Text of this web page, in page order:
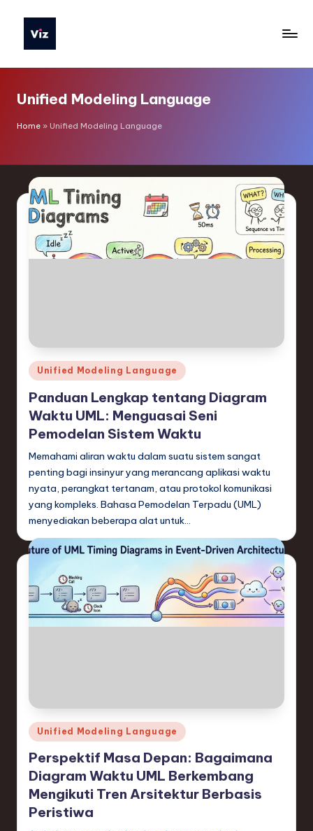
T
o
ls
I
n
si
a
n
-
L
a
t
e
s
t
r
e
in
S
o
f
t
w
Unified Modeling Language
Home » Unified Modeling Language
Posted
in
Unified Modeling Language
Panduan Lengkap tentang Diagram
Waktu UML: Menguasai Seni
Pemodelan Sistem Waktu
Memahami aliran waktu dalam suatu sistem sangat
penting bagi insinyur yang merancang aplikasi waktu
nyata, perangkat tertanam, atau protokol komunikasi
yang kompleks. Bahasa Pemodelan Terpadu (UML)
menyediakan beberapa alat untuk…
Posted
in
Unified Modeling Language
Perspektif Masa Depan: Bagaimana
Diagram Waktu UML Berkembang
Mengikuti Tren Arsitektur Berbasis
Peristiwa